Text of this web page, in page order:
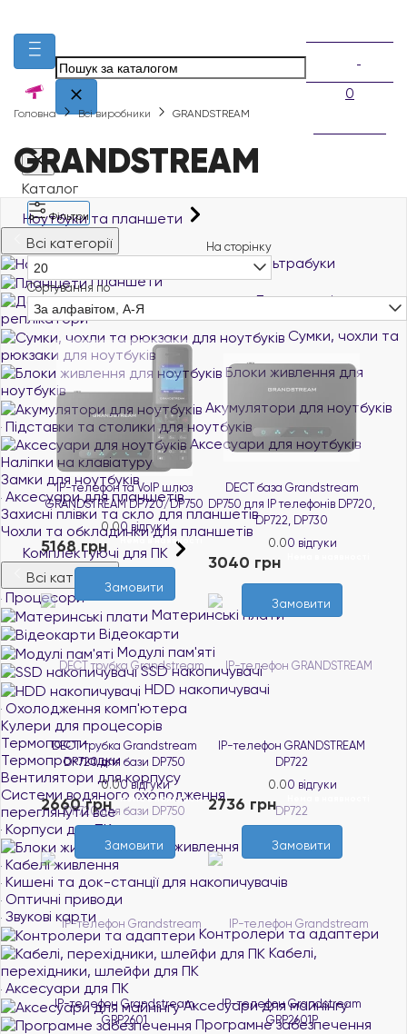
0
Каталог
Ноутбуки та планшети
Всі категорії
Ноутбуки й ультрабуки
Планшети
Док-станції та порт-
реплікатори
Сумки, чохли та
рюкзаки для ноутбуків
Блоки живлення для
ноутбуків
Акумулятори для ноутбуків
Підставки та столики для ноутбуків
Аксесуари для ноутбуків
Наліпки на клавіатуру
Замки для ноутбуків
Аксесуари для планшетів
Захисні плівки та скло для планшетів
Чохли та обкладинки для планшетів
Комплектуючі для ПК
Всі категорії
Процесори
Материнські плати
Відеокарти
Модулі пам'яті
SSD накопичувачі
HDD накопичувачі
Охолодження комп'ютера
Кулери для процесорів
Термопасти
Термопрокладки
Вентилятори для корпусу
Системи водяного охолодження
переглянути все
Корпуси для ПК
Блоки живлення
Кабелі живлення
Кишені та док-станції для накопичувачів
Оптичні приводи
Звукові карти
Контролери та адаптери
Кабелі,
перехідники, шлейфи для ПК
Аксесуари для ПК
Аксесуари для майнінгу
Програмне забезпечення
Головна Всі виробники GRANDSTREAM
GRANDSTREAM
Фільтри
На сторінку
20
Сортування по
За алфавітом, А-Я
IP-телефон та VoIP шлюз
GRANDSTREAM DP720/DP750
0.00 відгуки
Нема в наявності
5168 грн
Замовити
DECT база Grandstream
DP750 для IP телефонів DP720,
DP722, DP730
0.00 відгуки
3040 грн
Замовити
DECT трубка Grandstream
DP720 для бази DP750
0.00 відгуки
Нема в наявності
2660 грн
Замовити
IP-телефон GRANDSTREAM
DP722
0.00 відгуки
2736 грн
Замовити
IP-телефон Grandstream
GRP2601
IP-телефон Grandstream
GRP2601P